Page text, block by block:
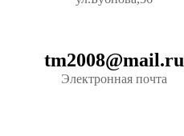
tm2008@mail.ru
Электронная почта